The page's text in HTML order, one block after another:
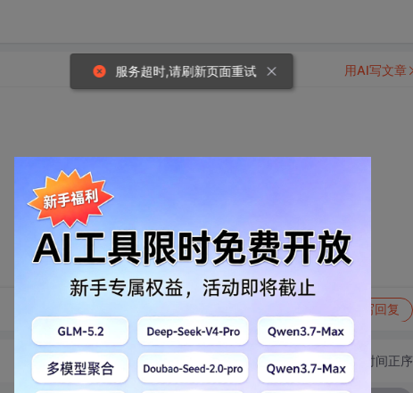
写回复
用AI写文章
切换为时间正序
服务超时,请刷新页面重试